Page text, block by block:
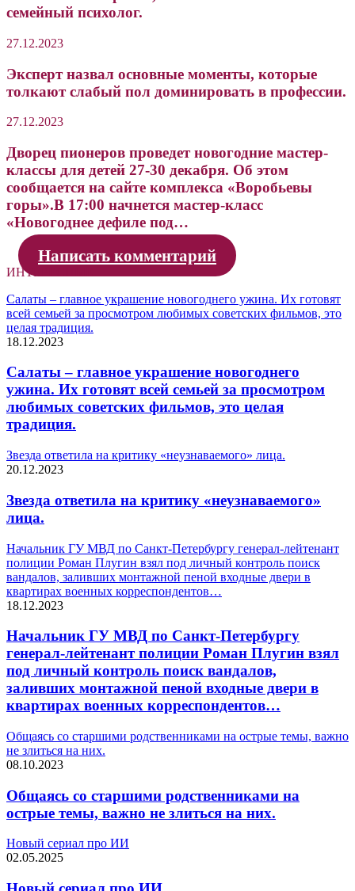
семейный психолог.
27.12.2023
Эксперт назвал основные моменты, которые
толкают слабый пол доминировать в профессии.
27.12.2023
Дворец пионеров проведет новогодние мастер-
классы для детей 27-30 декабря. Об этом
сообщается на сайте комплекса «Воробьевы
горы».В 17:00 начнется мастер-класс
«Новогоднее дефиле под…
Написать комментарий
ИНТЕРЕСНЫЕ
Салаты – главное украшение новогоднего ужина. Их готовят
всей семьей за просмотром любимых советских фильмов, это
целая традиция.
18.12.2023
Салаты – главное украшение новогоднего
ужина. Их готовят всей семьей за просмотром
любимых советских фильмов, это целая
традиция.
Звезда ответила на критику «неузнаваемого» лица.
20.12.2023
Звезда ответила на критику «неузнаваемого»
лица.
Начальник ГУ МВД по Санкт-Петербургу генерал-лейтенант
полиции Роман Плугин взял под личный контроль поиск
вандалов, заливших монтажной пеной входные двери в
квартирах военных корреспондентов…
18.12.2023
Начальник ГУ МВД по Санкт-Петербургу
генерал-лейтенант полиции Роман Плугин взял
под личный контроль поиск вандалов,
заливших монтажной пеной входные двери в
квартирах военных корреспондентов…
Общаясь со старшими родственниками на острые темы, важно
не злиться на них.
08.10.2023
Общаясь со старшими родственниками на
острые темы, важно не злиться на них.
Новый сериал про ИИ
02.05.2025